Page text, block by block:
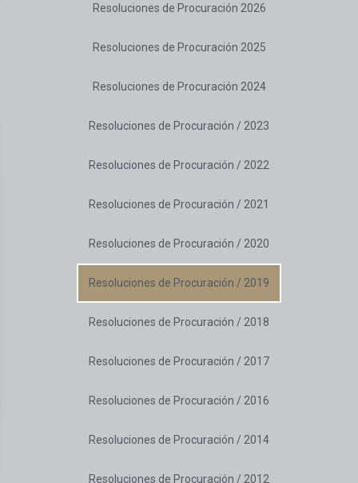
Resoluciones de Procuración 2026
Resoluciones de Procuración 2025
Resoluciones de Procuración 2024
Resoluciones de Procuración / 2023
Resoluciones de Procuración / 2022
Resoluciones de Procuración / 2021
Resoluciones de Procuración / 2020
Resoluciones de Procuración / 2019
Resoluciones de Procuración / 2018
Resoluciones de Procuración / 2017
Resoluciones de Procuración / 2016
Resoluciones de Procuración / 2014
Resoluciones de Procuración / 2012